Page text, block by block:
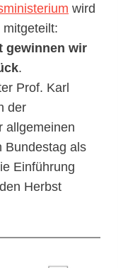
wird
gewinnen wir
.
Prof. Karl
der
allgemeinen
Bundestag als
Einführung
Herbst